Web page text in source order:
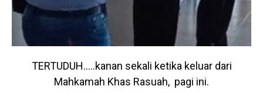
TERTUDUH…..kanan sekali ketika keluar dari
Mahkamah Khas Rasuah, pagi ini.